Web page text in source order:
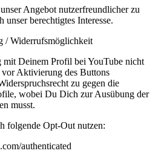
Angebot nutzerfreundlicher zu
unser berechtigtes Interesse.
/ Widerrufsmöglichkeit
Deinem Profil bei YouTube nicht
Aktivierung des Buttons
zu gegen die
wobei Du Dich zur Ausübung der
musst.
folgende Opt-Out nutzen:
authenticated